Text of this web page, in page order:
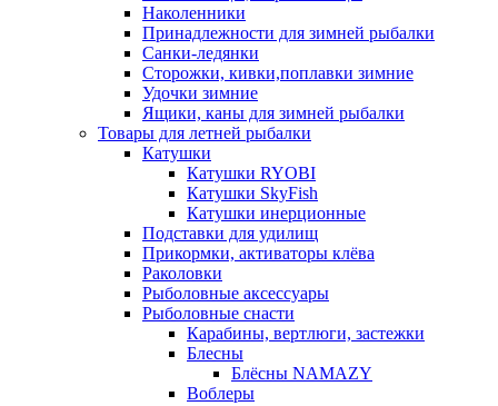
Наколенники
Принадлежности для зимней рыбалки
Санки-ледянки
Сторожки, кивки,поплавки зимние
Удочки зимние
Ящики, каны для зимней рыбалки
Товары для летней рыбалки
Катушки
Катушки RYOBI
Катушки SkyFish
Катушки инерционные
Подставки для удилищ
Прикормки, активаторы клёва
Раколовки
Рыболовные аксессуары
Рыболовные снасти
Карабины, вертлюги, застежки
Блесны
Блёсны NAMAZY
Воблеры